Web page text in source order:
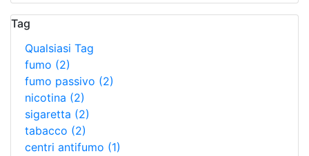
Tag
Qualsiasi Tag
fumo (2)
fumo passivo (2)
nicotina (2)
sigaretta (2)
tabacco (2)
centri antifumo (1)